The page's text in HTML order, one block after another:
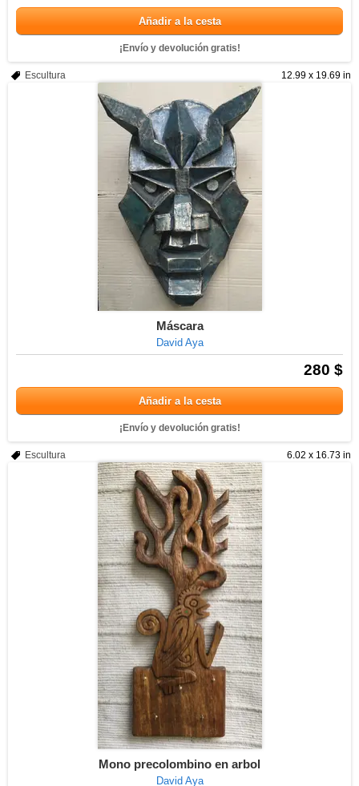
Añadir a la cesta
¡Envío y devolución gratis!
12.99 x 19.69 in
Escultura
Máscara
David Aya
280 $
Añadir a la cesta
¡Envío y devolución gratis!
6.02 x 16.73 in
Escultura
Mono precolombino en arbol
David Aya